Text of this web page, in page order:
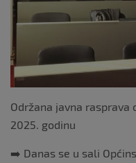
Održana javna rasprava
2025. godinu
➡️ Danas se u sali